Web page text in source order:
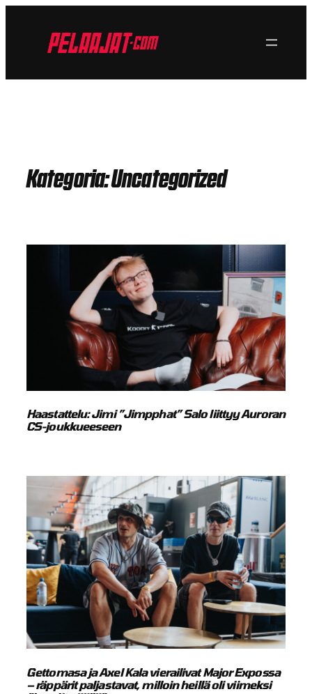
sisältöön
Kategoria:Uncategorized
Haastattelu: Jimi ”Jimpphat” Salo liittyy Auroran
CS-joukkueeseen
Gettomasa ja Axel Kala vierailivat Major Expossa
– räppärit paljastavat, milloin heillä oli viimeksi